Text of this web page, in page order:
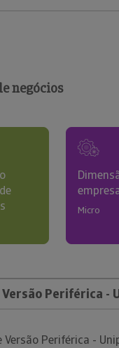
negócios
Micro
Versão Periférica -
Versão Periférica -